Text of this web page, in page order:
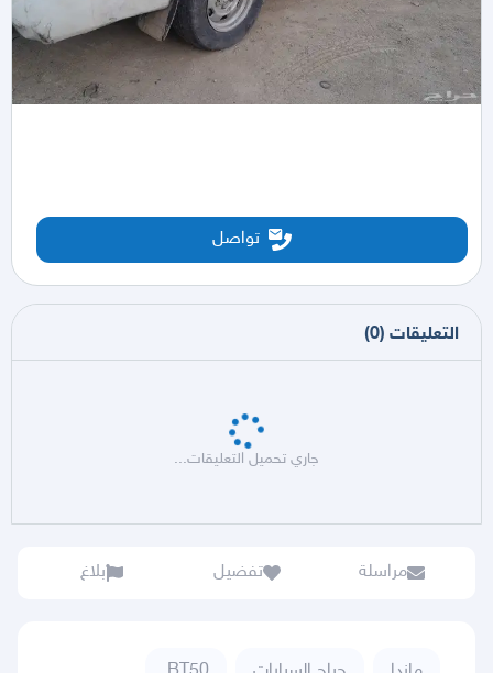
تواصل
التعليقات (
0
)
جاري تحميل التعليقات...
مراسلة تفضيل بلاغ